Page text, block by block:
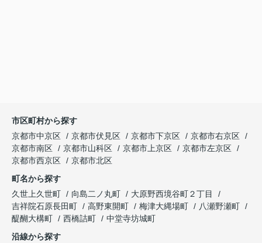
市区町村から探す
京都市中京区
京都市伏見区 京都市下京区
京都市右京区
京都市南区
京都市山科区 京都市上京区
京都市左京区
京都市西京区
京都市北区
町名から探す
久世上久世町
向島二ノ丸町
大原野西境谷町２丁目
吉祥院石原長田町
高野東開町 梅津大縄場町
八瀬野瀬町
醍醐大構町
西橋詰町
中堂寺坊城町
沿線から探す